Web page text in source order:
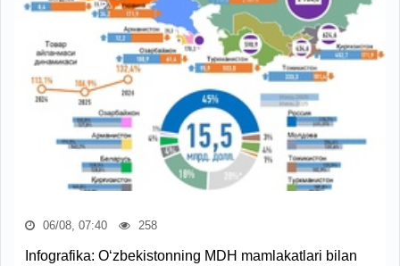
06/08, 07:40 258
Infografika: O‘zbekistonning MDH mamlakatlari bilan